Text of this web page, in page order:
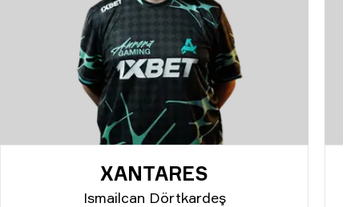
XANTARES
Ismailcan Dörtkardeş